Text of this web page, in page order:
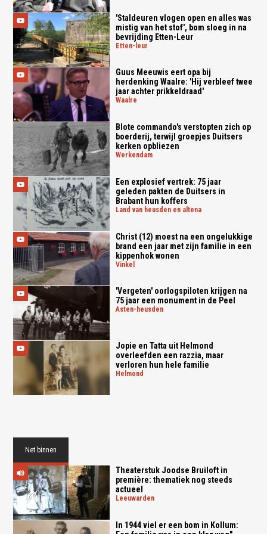
'Staldeuren vlogen open en alles was
mistig van het stof', bom sloeg in na
bevrijding Etten-Leur
etten-leur
Guus Meeuwis eert opa bij
herdenking Waalre: 'Hij verbleef twee
jaar achter prikkeldraad'
waalre
Blote commando's verstopten zich op
boerderij, terwijl groepjes Duitsers
kerken opbliezen
werkendam
Een explosief vertrek: 75 jaar
geleden pakten de Duitsers in
Brabant hun koffers
land van heusden en altena
Christ (12) moest na een ongelukkige
brand een jaar met zijn familie in een
kippenhok wonen
vinkel
'Vergeten' oorlogspiloten krijgen na
75 jaar een monument in de Peel
asten-heusden
Jopie en Tatta uit Helmond
overleefden een razzia, maar
verloren hun hele familie
helmond
Net binnen
Theaterstuk Joodse Bruiloft in
première: thematiek nog steeds
actueel
leeuwarden
In 1944 viel er een bom in Kollum: